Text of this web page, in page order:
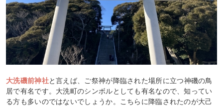
大洗磯前神社と言えば、ご祭神が降臨された場所に立つ神磯の鳥
居で有名です。大洗町のシンボルとしても有名なので、知ってい
る方も多いのではないでしょうか。こちらに降臨されたのが大己